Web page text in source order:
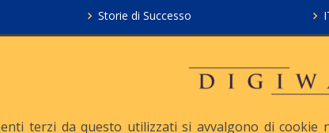
Storie di Successo
terzi da questo utilizzati si avvalgono di